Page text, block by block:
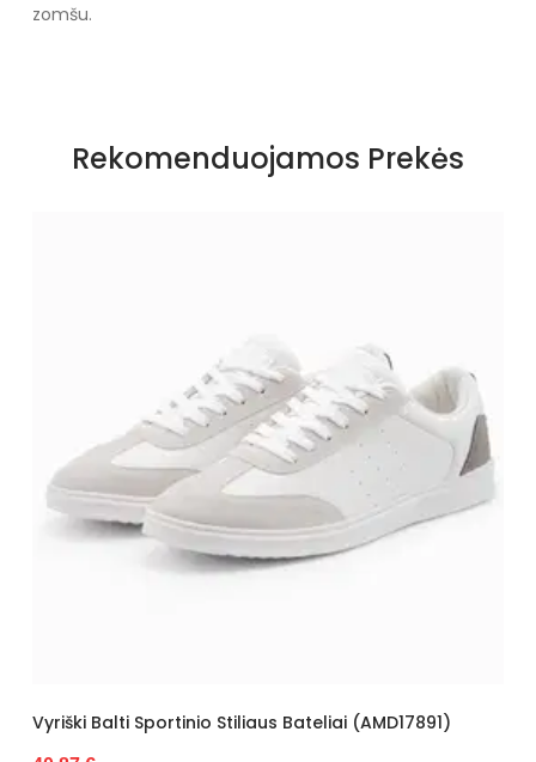
zomšu.
Rekomenduojamos Prekės
Sportinio Stiliaus Bateliai (AMD17891) Vyriški